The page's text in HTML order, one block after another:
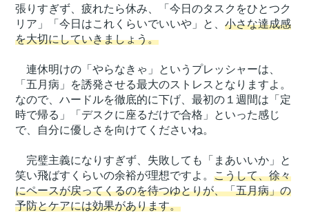
張りすぎず、疲れたら休み、「今日のタスクをひとつク
リア」「今日はこれくらいでいいや」と、小さな達成感
を大切にしていきましょう。
連休明けの「やらなきゃ」というプレッシャーは、
「五月病」を誘発させる最大のストレスとなりますよ。
なので、ハードルを徹底的に下げ、最初の１週間は「定
時で帰る」「デスクに座るだけで合格」といった感じ
で、自分に優しさを向けてくださいね。
完璧主義になりすぎず、失敗しても「まあいいか」と
笑い飛ばすくらいの余裕が理想ですよ。こうして、徐々
にペースが戻ってくるのを待つゆとりが、「五月病」の
予防とケアには効果があります。